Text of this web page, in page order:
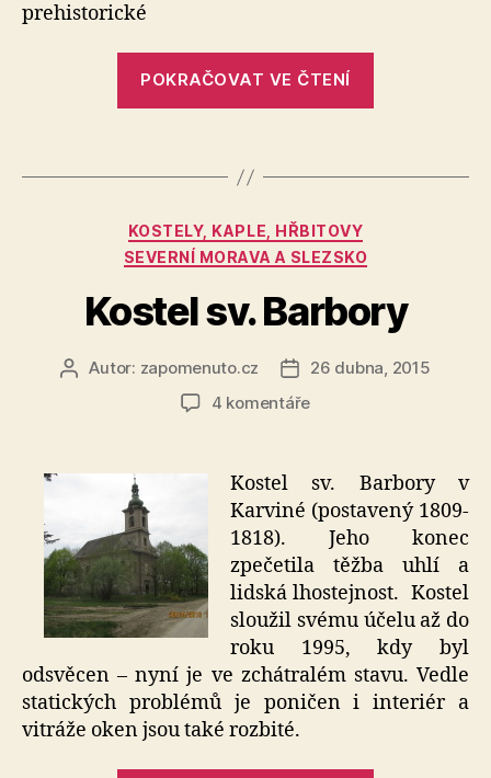
prehistorické
POKRAČOVAT VE ČTENÍ
Rubriky
KOSTELY, KAPLE, HŘBITOVY
SEVERNÍ MORAVA A SLEZSKO
Kostel sv. Barbory
AutorAutor: zapomenuto.cz
Datum
příspěvku
26 dubna, 2015
4 komentářeu
názvem
Kostel
sv.
Barbory
Kostel sv. Barbory v
Karviné (postavený 1809-
1818). Jeho konec
zpečetila těžba uhlí a
lidská lhostejnost. Kostel
sloužil svému účelu až do
roku 1995, kdy byl
odsvěcen – nyní je ve zchátralém stavu. Vedle
statických problémů je poničen i interiér a
vitráže oken jsou také rozbité.